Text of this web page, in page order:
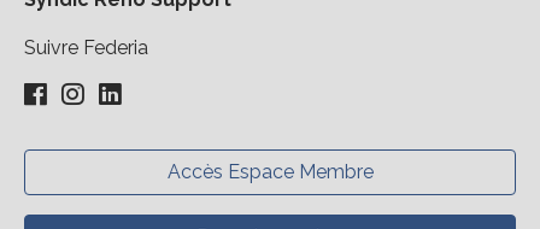
Suivre Federia
Accès Espace Membre